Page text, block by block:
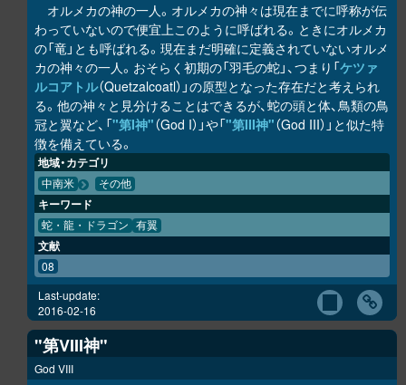
オルメカの神の一人。オルメカの神々は現在までに呼称が伝
わっていないので便宜上このように呼ばれる。ときにオルメカ
の「竜」とも呼ばれる。現在まだ明確に定義されていないオルメ
カの神々の一人。おそらく初期の「羽毛の蛇」、つまり「ケツァ
ルコアトル（Quetzalcoatl）」の原型となった存在だと考えられ
る。他の神々と見分けることはできるが、蛇の頭と体、鳥類の鳥
冠と翼など、「"第I神"（God I）」や「"第III神"（God III）」と似た特
徴を備えている。
地域・カテゴリ
中南米 その他
キーワード
蛇・龍・ドラゴン 有翼
文献
08
Last-update:
2016-02-16
"第VIII神"
God VIII